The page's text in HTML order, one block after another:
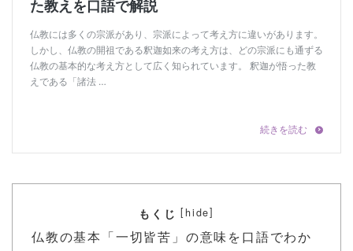
もくじ [hide]
仏教の基本「一切皆苦」の意味を口語でわか